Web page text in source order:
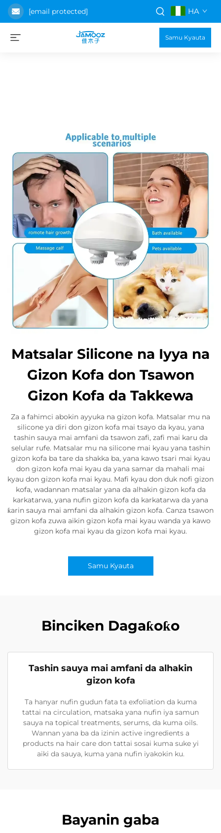
[email protected] HA
Samu Kyauta
Matsalar Silicone na Iyya na
Gizon Kofa don Tsawon
Gizon Kofa da Takkewa
Za a fahimci abokin ayyuka na gizon kofa. Matsalar mu na
silicone ya diri don gizon kofa mai tsayo da kyau, yana
tashin sauya mai amfani da tsawon zafi, zafi mai karu da
selular rufe. Matsalar mu na silicone mai kyau yana tashin
gizon kofa ba tare da shakka ba, yana kawo tsari mai kyau
don gizon kofa mai kyau da yana samar da mahali mai
kyau don gizon kofa mai kyau. Mafi kyau don duk nofi gizon
kofa, wadannan matsalar yana da alhakin gizon kofa da
karkatarwa, yana nufin gizon kofa da karkatarwa da yana
ƙarin sauya mai amfani da alhakin gizon kofa. Canza tsawon
gizon kofa zuwa aikin gizon kofa mai kyau wanda ya kawo
gizon kofa mai kyau da gizon kofa mai kyau.
Samu Kyauta
Binciken Dagaƙoƙo
Tashin sauya mai amfani da alhakin
gizon kofa
Ta hanyar nufin gudun fata ta exfoliation da kuma
tattai na circulation, matsaka yana nufin iya samun
sauya na topical treatments, serums, da kuma oils.
Wannan yana ba da izinin active ingredients a
products na hair care don tattai sosai kuma suke yi
aiki da sauya, kuma yana nufin iyakokin ku.
Bayanin gaba